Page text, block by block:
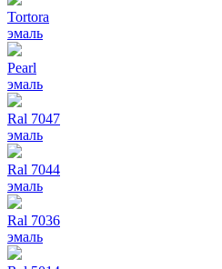
Tortora
эмаль
Pearl
эмаль
Ral 7047
эмаль
Ral 7044
эмаль
Ral 7036
эмаль